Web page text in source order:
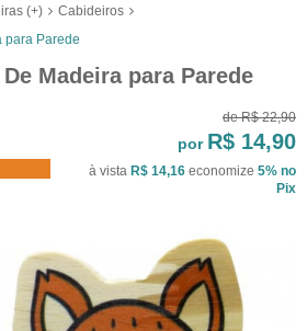
(+)
Cabideiros
para Parede
Madeira para Parede
de R$ 22,90
por R$ 14,90
à vista R$ 14,16 economize 5% no
Pix